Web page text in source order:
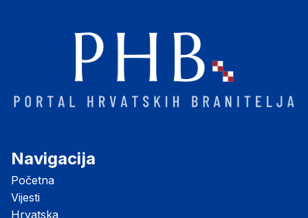
Navigacija
Početna
Vijesti
Hrvatska